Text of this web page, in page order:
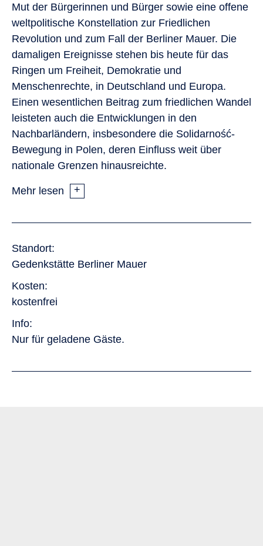
Mut der Bürgerinnen und Bürger sowie eine offene
weltpolitische Konstellation zur Friedlichen
Revolution und zum Fall der Berliner Mauer. Die
damaligen Ereignisse stehen bis heute für das
Ringen um Freiheit, Demokratie und
Menschenrechte, in Deutschland und Europa.
Einen wesentlichen Beitrag zum friedlichen Wandel
leisteten auch die Entwicklungen in den
Nachbarländern, insbesondere die Solidarność-
Bewegung in Polen, deren Einfluss weit über
nationale Grenzen hinausreichte.
Mehr lesen
Standort
Gedenkstätte Berliner Mauer
Kosten
kostenfrei
Info
Nur für geladene Gäste.